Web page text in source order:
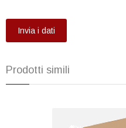
Invia i dati
Prodotti simili